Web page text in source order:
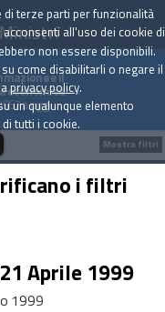
Ministri
e il
economica
a oggi
i filtri
Aprile 1999
1999
Mostra filtri
terze parti per funzionalità
all'uso dei cookie di
non essere disponibili.
come disabilitarli o negare il
privacy policy.
un qualunque elemento
tutti i cookie.